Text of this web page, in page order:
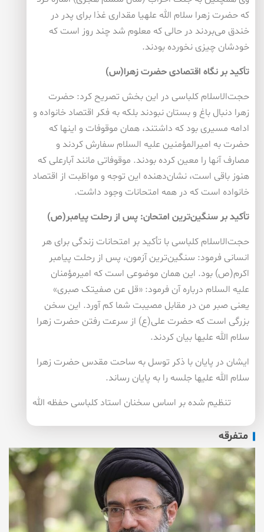
که حضرت زهرا سلام الله علهیا مقداری غذا برای پدر در
خندق می‌بردند در حالی که معلوم شد چند روز است که
خودشان چیزی نخورده بودند.
تأکید بر نگاه اقتصادی حضرت زهرا(س)
حجت‌الاسلام کلباسی در این بخش تصریح کرد: حضرت
زهرا دنبال باغ و بستان نبودند بلکه به فکر اقتصاد خانواده و
ادامه مسیری بود که داشتند، همان موقوفات و اینها که
حضرت به امیرالمؤمنین علیه السلام سفارش کردند و
مصارف آنها را معین کرده بودند. موقوفاتی مانند آبارعلی که
هنوز باقی است، نشان‌دهنده این توجه و مواظبت از اقتصاد
خانواده است که در همه امتحانات وجود داشت.
تأکید بر سنگین‌ترین امتحان: پس از رحلت پیامبر(ص)
حجت‌الاسلام کلباسی با تأکید بر امتحانات زندگی برای هر
انسانی فرمود: سنگین‌ترین آزمون، پس از رحلت پیامبر
اکرم(ص) بود. این همان موضوعی است که امیرمؤمنان
علیه السلام درباره آن فرمود: «قل عن صفیتک صبری»
یعنی صبر من در مقابل مصیبت شما کم آورد. این سخن
بزرگی است که حضرت علی(ع) از سرعت رفتن حضرت زهرا
سلام الله علیها بیان کردند.
ایشان در پایان با ذکر توسل به ساحت مقدس حضرت زهرا
سلام الله علیها جلسه را به پایان رساند.
تنظیم شده بر اساس سخنان استاد کلباسی حفظه الله
متفرقه